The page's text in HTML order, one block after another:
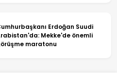
Erdoğan Suudi
Mekke'de önemli
maratonu